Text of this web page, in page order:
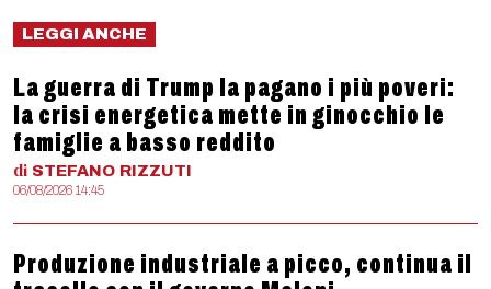
LEGGI ANCHE
La guerra di Trump la pagano i più poveri:
la crisi energetica mette in ginocchio le
famiglie a basso reddito
di STEFANO RIZZUTI
06/08/2026 14:45
Produzione industriale a picco, continua il